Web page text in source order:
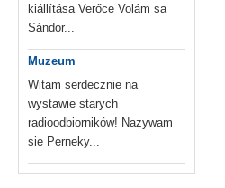
kiállítása Verőce Volám sa
Sándor...
Muzeum
Witam serdecznie na
wystawie starych
radioodbiorników! Nazywam
sie Perneky...